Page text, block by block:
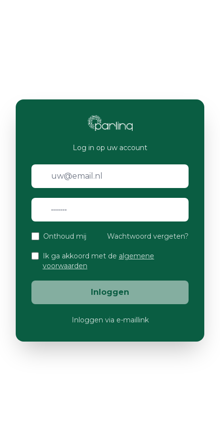
Log in op uw account
Onthoud mij Wachtwoord vergeten?
Ik ga akkoord met de algemene
voorwaarden
Inloggen
Inloggen via e-maillink